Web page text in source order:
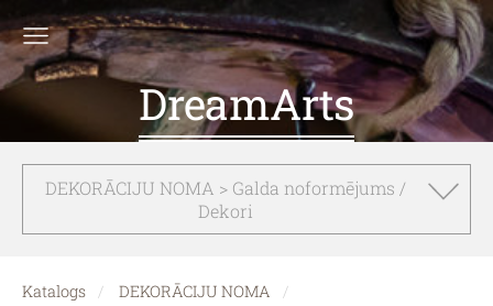
DreamArts
DEKORĀCIJU NOMA > Galda noformējums /
Dekori
Katalogs
DEKORĀCIJU NOMA